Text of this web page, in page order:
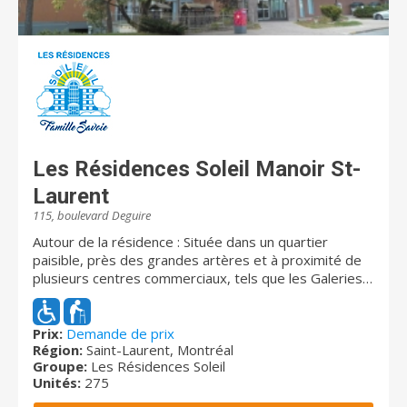
Les Résidences Soleil Manoir St-
Laurent
115, boulevard Deguire
Autour de la résidence : Située dans un quartier
paisible, près des grandes artères et à proximité de
plusieurs centres commerciaux, tels que les Galeries
Norgate, les Galeries St-Laurent et le Centre
Rockland, la résidence est établie dans un
arrondissement diversifié. Vous profiterez même
d'une magnifique vue sur l'Oratoire St-Joseph depuis
les appartements aux derniers étages de l'édifice. Elle
offre, en plus, une vaste gamme de forfaits soins.
Prix: Demande de prix
Région: Saint-Laurent, Montréal
Groupe: Les Résidences Soleil
Unités: 275